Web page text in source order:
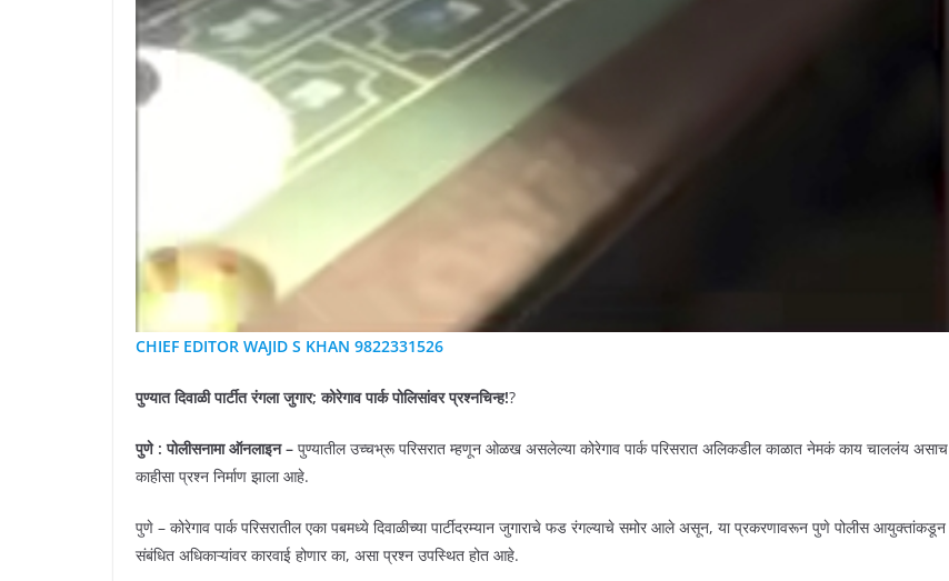
CHIEF EDITOR WAJID S KHAN 9822331526
पुण्यात दिवाळी पार्टीत रंगला जुगार; कोरेगाव पार्क पोलिसांवर प्रश्नचिन्ह!?
पुणे : पोलीसनामा ऑनलाइन – पुण्यातील उच्चभ्रू परिसरात म्हणून ओळख असलेल्या कोरेगाव पार्क परिसरात अलिकडील काळात नेमकं काय चाललंय असाच
काहीसा प्रश्न निर्माण झाला आहे.
पुणे – कोरेगाव पार्क परिसरातील एका पबमध्ये दिवाळीच्या पार्टीदरम्यान जुगाराचे फड रंगल्याचे समोर आले असून, या प्रकरणावरून पुणे पोलीस आयुक्तांकडून
संबंधित अधिकाऱ्यांवर कारवाई होणार का, असा प्रश्न उपस्थित होत आहे.